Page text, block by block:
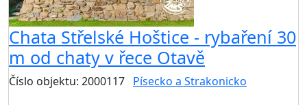
Chata Střelské Hoštice - rybaření 30
m od chaty v řece Otavě
Číslo objektu: 2000117 Písecko a Strakonicko